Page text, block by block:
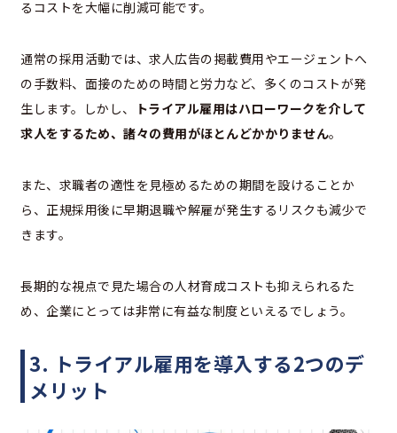
るコストを大幅に削減可能です。
通常の採用活動では、求人広告の掲載費用やエージェントへ
の手数料、面接のための時間と労力など、多くのコストが発
生します。しかし、
トライアル雇用はハローワークを介して
求人をするため、諸々の費用がほとんどかかりません。
また、求職者の適性を見極めるための期間を設けることか
ら、正規採用後に早期退職や解雇が発生するリスクも減少で
きます。
長期的な視点で見た場合の人材育成コストも抑えられるた
め、企業にとっては非常に有益な制度といえるでしょう。
3. トライアル雇用を導入する2つのデ
メリット